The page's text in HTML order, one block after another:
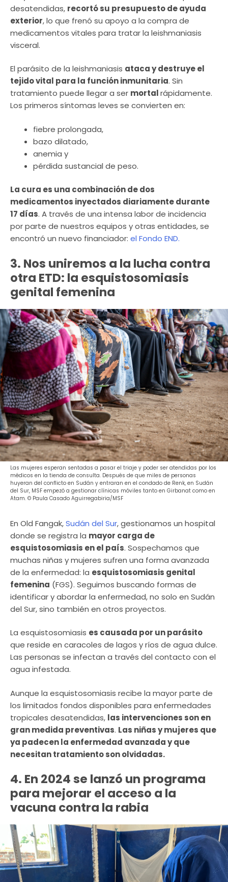
desatendidas, recortó su presupuesto de ayuda
exterior, lo que frenó su apoyo a la compra de
medicamentos vitales para tratar la leishmaniasis
visceral.
El parásito de la leishmaniasis ataca y destruye el
tejido vital para la función inmunitaria. Sin
tratamiento puede llegar a ser mortalrápidamente.
Los primeros síntomas leves se convierten en:
fiebre prolongada,
bazo dilatado,
anemia y
pérdida sustancial de peso.
La cura es una combinación de dos
medicamentos inyectados diariamente durante
17 días. A través de una intensa labor de incidencia
por parte de nuestros equipos y otras entidades, se
encontró un nuevo financiador: el Fondo END.
3. Nos uniremos a la lucha contra
otra ETD: la esquistosomiasis
genital femenina
Las mujeres esperan sentadas a pasar el triaje y poder ser atendidas por los
médicos en la tienda de consulta. Después de que miles de personas
huyeran del conflicto en Sudán y entraran en el condado de Renk, en Sudán
del Sur, MSF empezó a gestionar clínicas móviles tanto en Girbanat como en
Atam. © Paula Casado Aguirregabiria/MSF
En Old Fangak,Sudán del Sur, gestionamos un hospital
donde se registra la mayor carga de
esquistosomiasis en el país. Sospechamos que
muchas niñas y mujeres sufren una forma avanzada
de la enfermedad: la esquistosomiasis genital
femenina (FGS). Seguimos buscando formas de
identificar y abordar la enfermedad, no solo en Sudán
del Sur, sino también en otros proyectos.
La esquistosomiasis es causada por un parásito
que reside en caracoles de lagos y ríos de agua dulce.
Las personas se infectan a través del contacto con el
agua infestada.
Aunque la esquistosomiasis recibe la mayor parte de
los limitados fondos disponibles para enfermedades
tropicales desatendidas, las intervenciones son en
gran medida preventivas. Las niñas y mujeres que
ya padecen la enfermedad avanzada y que
necesitan tratamiento son olvidadas.
4. En 2024 se lanzó un programa
para mejorar el acceso a la
vacuna contra la rabia